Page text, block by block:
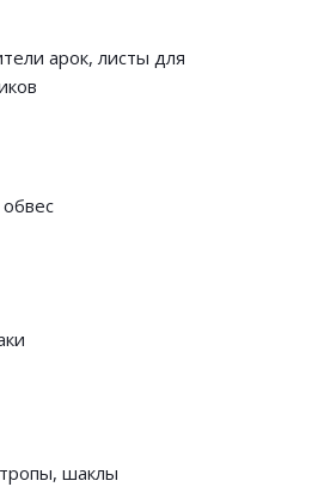
арок, листы для
шаклы